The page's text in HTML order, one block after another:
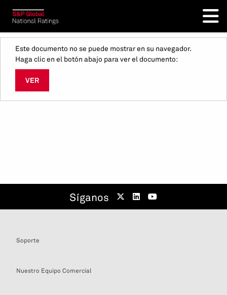
Este documento no se puede mostrar en su navegador.
Haga clic en el botón abajo para ver el documento:
VER
Síganos
Soporte
Nuestro Equipo Comercial